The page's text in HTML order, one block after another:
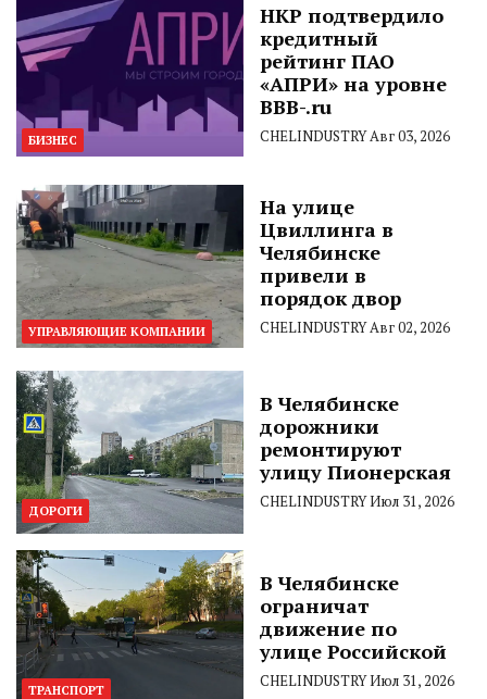
БИЗНЕС
НКР подтвердило
кредитный
рейтинг ПАО
«АПРИ» на уровне
BBB-.ru
CHELINDUSTRYАвг 03, 2026
УПРАВЛЯЮЩИЕ КОМПАНИИ
На улице
Цвиллинга в
Челябинске
привели в
порядок двор
CHELINDUSTRYАвг 02, 2026
ДОРОГИ
В Челябинске
дорожники
ремонтируют
улицу Пионерская
CHELINDUSTRYИюл 31, 2026
ТРАНСПОРТ
В Челябинске
ограничат
движение по
улице Российской
CHELINDUSTRYИюл 31, 2026